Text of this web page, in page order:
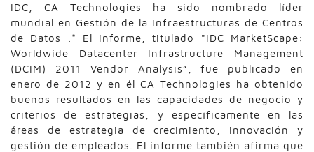
IDC, CA Technologies ha sido nombrado líder
mundial en Gestión de la Infraestructuras de Centros
de Datos .* El informe, titulado "IDC MarketScape:
Worldwide Datacenter Infrastructure Management
(DCIM) 2011 Vendor Analysis”, fue publicado en
enero de 2012 y en él CA Technologies ha obtenido
buenos resultados en las capacidades de negocio y
criterios de estrategias, y específicamente en las
áreas de estrategia de crecimiento, innovación y
gestión de empleados. El informe también afirma que